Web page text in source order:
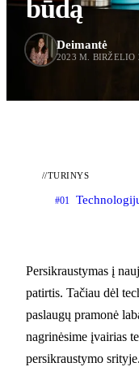
būdą
Deimantė
2023 M. BIRŽELIO
//TURINYS
#01
Persikraustymas į
patirtis. Tačiau dėl
paslaugų pramonė
nagrinėsime įvairias
persikraustymo